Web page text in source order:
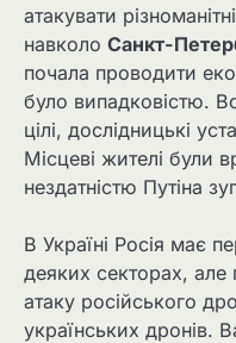
атакувати
навколо Санкт-
почала проводити
було випадковістю.
цілі, дослідницькі
Місцеві жителі були
нездатністю Путіна
В Україні Росія має
деяких секторах, але
атаку російського
українських дронів.